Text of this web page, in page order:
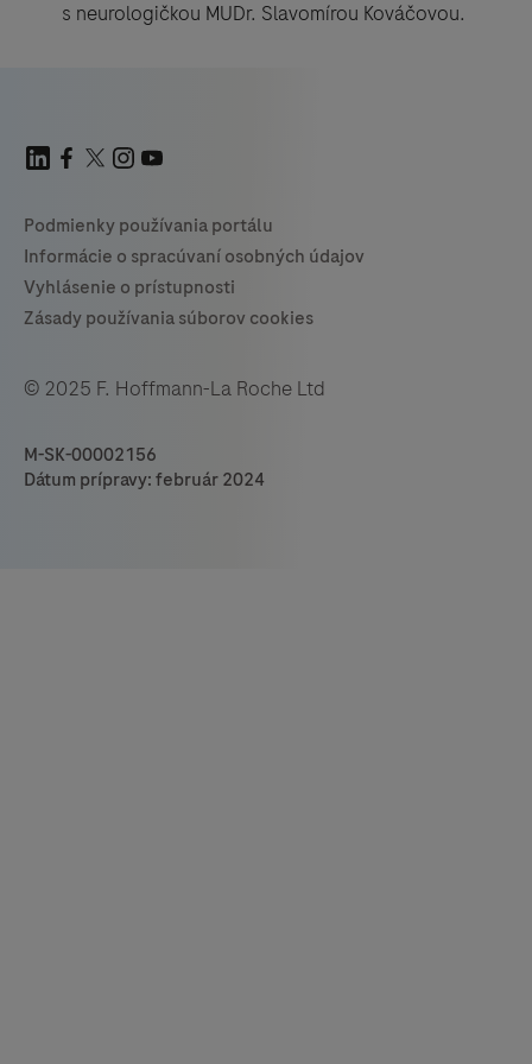
s neurologičkou MUDr. Slavomírou Kováčovou.
© 2025 F. Hoffmann-La Roche Ltd
M-SK-00002156
Dátum prípravy: február 2024